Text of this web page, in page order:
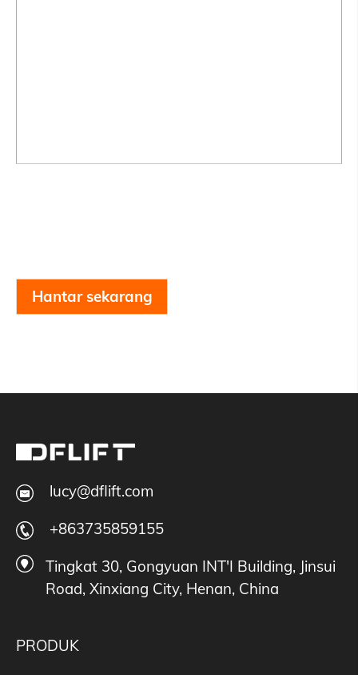
Hantar sekarang
lucy@dflift.com
+863735859155
Tingkat 30, Gongyuan INT'I Building, Jinsui
Road, Xinxiang City, Henan, China
PRODUK